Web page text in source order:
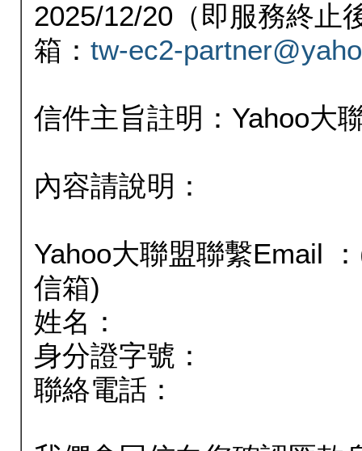
2025/12/20（即服務終止
箱： tw-ec2-
信件主旨註明：Yahoo大
內容請說明：
Yahoo大聯盟聯繫Email
信箱)
姓名：
身分證字號：
聯絡電話：